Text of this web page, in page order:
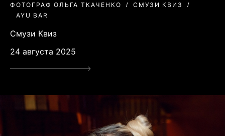
ФОТОГРАФ ОЛЬГА ТКАЧЕНКО
СМУЗИ КВИЗ
AYU BAR
Смузи Квиз
24 августа 2025